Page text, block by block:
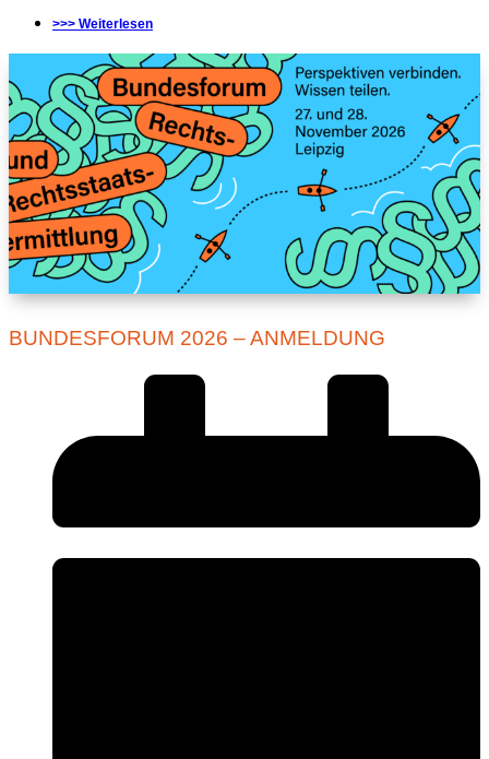
>>> Weiterlesen
BUNDESFORUM 2026 – ANMELDUNG